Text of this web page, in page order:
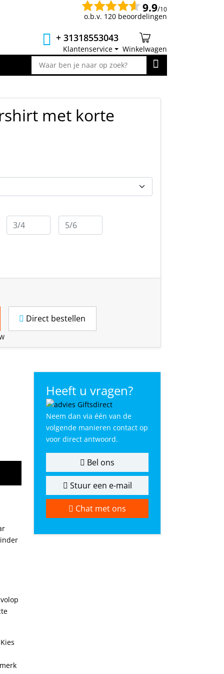
9.9/10
o.b.v. 120 beoordelingen
+ 31318553043
Klantenservice Winkelwagen
met korte
Direct bestellen
Heeft u vragen?
Neem dan via één van de
volgende manieren contact op
voor direct antwoord.
Bel ons
Stuur een e-mail
Chat met ons